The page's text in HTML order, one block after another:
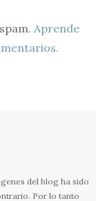
Aprende
del blog ha sido
Por lo tanto